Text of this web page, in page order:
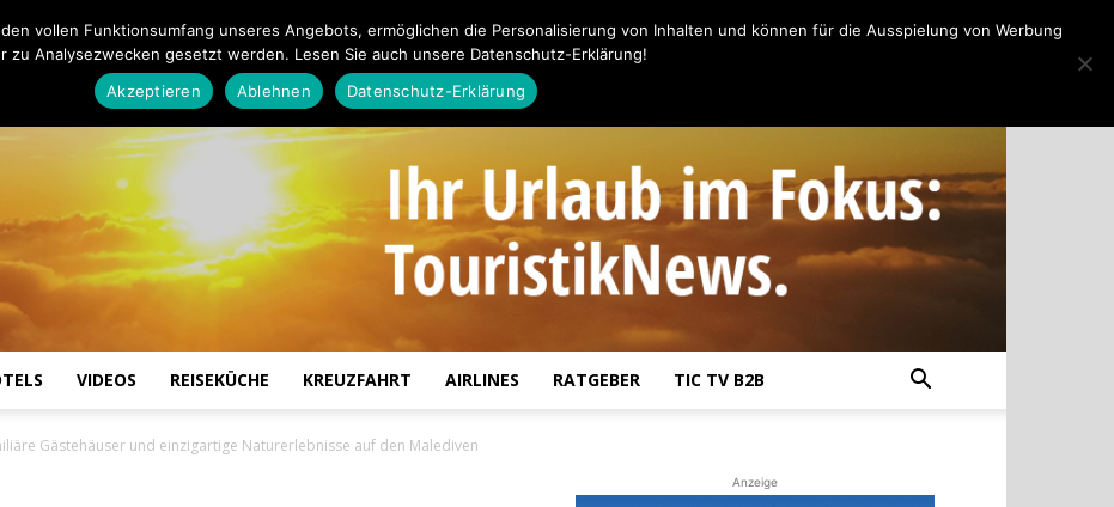
VIDEOS REISEKÜCHE KREUZFAHRT AIRLINES RATGEBER TIC TV B2B
Gästehäuser und einzigartige Naturerlebnisse auf den Malediven
Anzeige
vollen Funktionsumfang unseres Angebots, ermöglichen die Personalisierung von Inhalten und können für die Ausspielung von Werbung
zu Analysezwecken gesetzt werden. Lesen Sie auch unsere Datenschutz-Erklärung!
Akzeptieren
Ablehnen Datenschutz-Erklärung